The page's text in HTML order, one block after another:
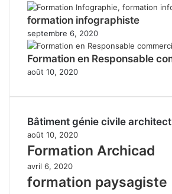
formation infographiste
septembre 6, 2020
Formation en Responsable
août 10, 2020
Bâtiment génie civile
août 10, 2020
Formation Archicad
avril 6, 2020
formation paysagiste